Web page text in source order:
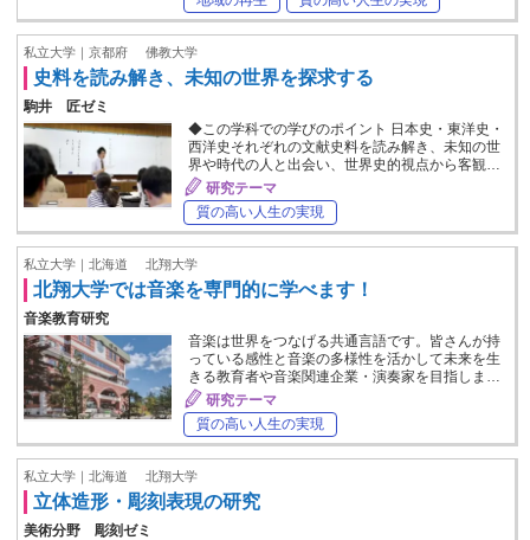
私立大学｜京都府 佛教大学
史料を読み解き、未知の世界を探求する
駒井 匠ゼミ
◆この学科での学びのポイント 日本史・東洋史・
西洋史それぞれの文献史料を読み解き、未知の世
界や時代の人と出会い、世界史的視点から客観…
研究テーマ
質の高い人生の実現
私立大学｜北海道 北翔大学
北翔大学では音楽を専門的に学べます！
音楽教育研究
音楽は世界をつなげる共通言語です。皆さんが持
っている感性と音楽の多様性を活かして未来を生
きる教育者や音楽関連企業・演奏家を目指しま…
研究テーマ
質の高い人生の実現
私立大学｜北海道 北翔大学
立体造形・彫刻表現の研究
美術分野 彫刻ゼミ